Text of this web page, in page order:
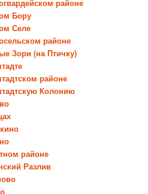
районе
Бору
Селе
районе
Зори (на Птичку)
районе
Колонию
районе
Разлив